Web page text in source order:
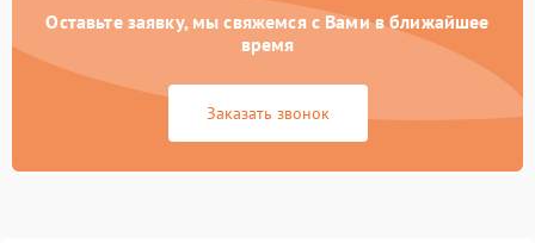
Оставьте заявку, мы свяжемся с Вами в ближайшее
время
Заказать звонок